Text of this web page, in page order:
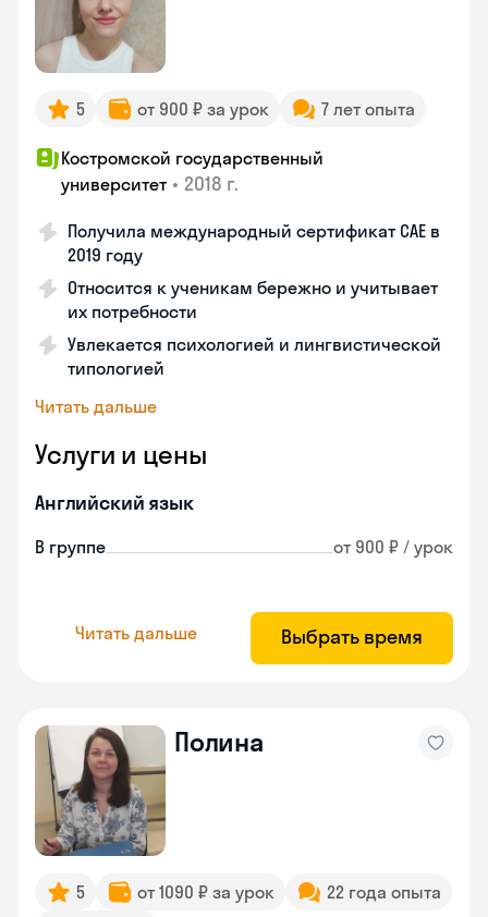
5 от 900 ₽ за урок 7 лет опыта
Костромской государственный
университет • 2018 г.
Получила международный сертификат CAE в
2019 году
Относится к ученикам бережно и учитывает
их потребности
Увлекается психологией и лингвистической
типологией
Читать дальше
Услуги и цены
Английский язык
В группе от 900 ₽ / урок
Читать дальше Выбрать время
Полина
5 от 1090 ₽ за урок
22 года опыта